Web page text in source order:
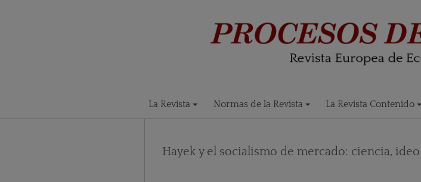
La Revista Normas de la Revista La Revista Contenido
Hayek y el socialismo de mercado: ciencia,